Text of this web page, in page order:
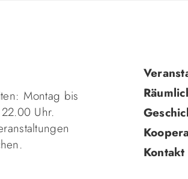
Montag bis
Uhr.
Kontakt